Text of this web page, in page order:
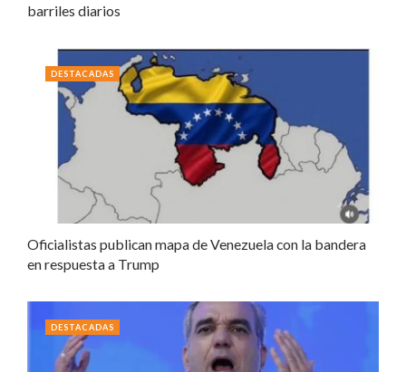
barriles diarios
Oficialistas publican mapa de Venezuela con la bandera
en respuesta a Trump
DESTACADAS
DESTACADAS